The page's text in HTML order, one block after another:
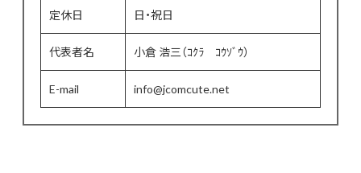
定休日 日・祝日
代表者名 小倉 浩三（ｺｸﾗ ｺｳｿﾞｳ）
E-mail info@jcomcute.net